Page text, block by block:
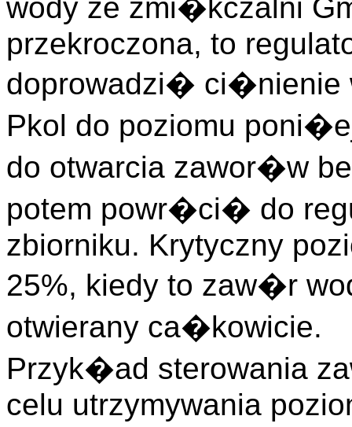
wody ze zmi�kczalni
przekroczona, to
doprowadzi� ci�nienie
Pkol do poziomu
do otwarcia zawor�w
potem powr�ci� do
zbiorniku. Krytyczny
25%, kiedy to zaw�r
otwierany ca�kowicie.
Przyk�ad sterowania
celu utrzymywania